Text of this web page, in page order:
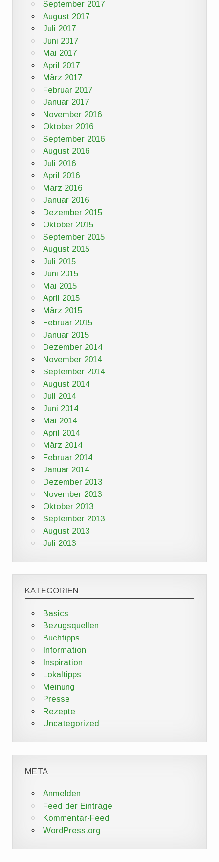
September 2017
August 2017
Juli 2017
Juni 2017
Mai 2017
April 2017
März 2017
Februar 2017
Januar 2017
November 2016
Oktober 2016
September 2016
August 2016
Juli 2016
April 2016
März 2016
Januar 2016
Dezember 2015
Oktober 2015
September 2015
August 2015
Juli 2015
Juni 2015
Mai 2015
April 2015
März 2015
Februar 2015
Januar 2015
Dezember 2014
November 2014
September 2014
August 2014
Juli 2014
Juni 2014
Mai 2014
April 2014
März 2014
Februar 2014
Januar 2014
Dezember 2013
November 2013
Oktober 2013
September 2013
August 2013
Juli 2013
KATEGORIEN
Basics
Bezugsquellen
Buchtipps
Information
Inspiration
Lokaltipps
Meinung
Presse
Rezepte
Uncategorized
META
Anmelden
Feed der Einträge
Kommentar-Feed
WordPress.org